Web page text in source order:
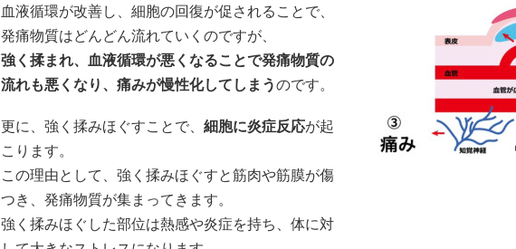
血液循環が改善し、細胞の回復が促されることで、
発痛物質はどんどん流れていくのですが、
強く揉まれ、血液循環が悪くなることで発痛物質の
流れも悪くなり、痛みが慢性化してしまうのです。
更に、強く揉みほぐすことで、 細胞に炎症反応が起
こります。
この理由として、強く揉みほぐすと筋肉や筋膜が傷
つき、発痛物質が集まってきます。
強く揉みほぐした部位は熱感や炎症を持ち、体に対